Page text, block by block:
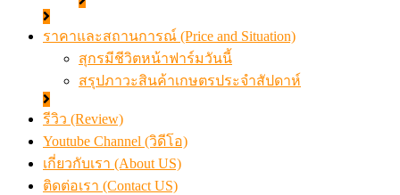
ราคาและสถานการณ์ (Price and Situation)
สุกรมีชีวิตหน้าฟาร์มวันนี้
สรุปภาวะสินค้าเกษตรประจำสัปดาห์
รีวิว (Review)
Youtube Channel (วิดีโอ)
เกี่ยวกับเรา (About US)
ติดต่อเรา (Contact US)